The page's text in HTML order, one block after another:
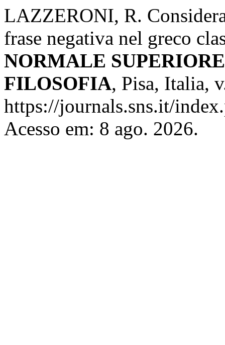
LAZZERONI, R.
frase negativa nel greco
NORMALE
FILOSOFIA, Pisa, Italia,
https://journals.sns.it/
Acesso em: 8 ago. 2026.